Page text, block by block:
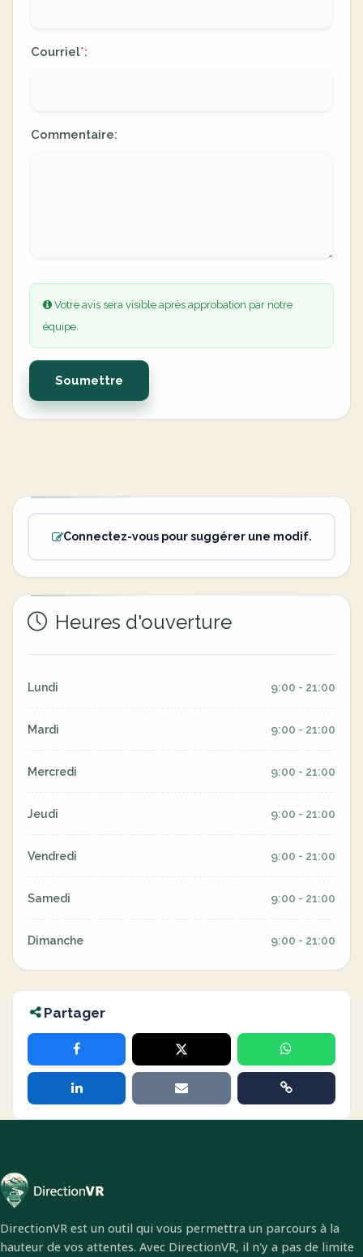
Courriel*:
Commentaire:
Votre avis sera visible après approbation par notre
équipe.
Soumettre
Connectez-vous pour suggérer une modif.
Heures d'ouverture
Lundi 9:00 - 21:00
Mardi 9:00 - 21:00
Mercredi 9:00 - 21:00
Jeudi 9:00 - 21:00
Vendredi 9:00 - 21:00
Samedi 9:00 - 21:00
Dimanche 9:00 - 21:00
Partager
DirectionVR est un outil qui vous permettra un parcours à la
hauteur de vos attentes. Avec DirectionVR, il n'y a pas de limite